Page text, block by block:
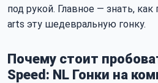
под рукой. Главное — знать, как
arts эту шедевральную гонку.
Почему стоит
Speed: NL Гонки на